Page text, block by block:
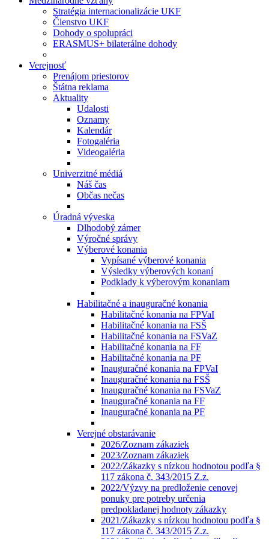
Stratégia internacionalizácie UKF
Členstvo UKF
Dohody o spolupráci
ERASMUS+ bilaterálne dohody
Verejnosť
Prenájom priestorov
Štátna reklama
Aktuality
Udalosti
Oznamy
Kalendár
Fotogaléria
Videogaléria
Univerzitné médiá
Náš čas
Občas nečas
Úradná výveska
Dlhodobý zámer
Výročné správy
Výberové konania
Vypísané výberové konania
Výsledky výberových konaní
Podklady k výberovým konaniam
Habilitačné a inauguračné konania
Habilitačné konania na FPVaI
Habilitačné konania na FSŠ
Habilitačné konania na FSVaZ
Habilitačné konania na FF
Habilitačné konania na PF
Inauguračné konania na FPVaI
Inauguračné konania na FSŠ
Inauguračné konania na FSVaZ
Inauguračné konania na FF
Inauguračné konania na PF
Verejné obstarávanie
2026/Zoznam zákaziek
2023/Zoznam zákaziek
2022/Zákazky s nízkou hodnotou podľa §
117 zákona č. 343/2015 Z.z.
2022/Výzvy na predloženie cenovej
ponuky pre potreby určenia
predpokladanej hodnoty zákazky
2021/Zákazky s nízkou hodnotou podľa §
117 zákona č. 343/2015 Z.z.